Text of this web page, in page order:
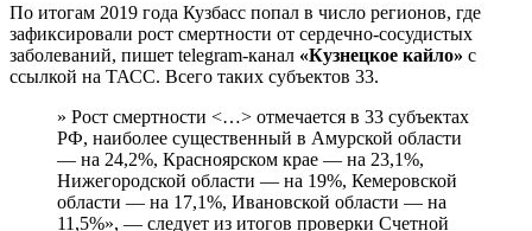
По итогам 2019 года Кузбасс попал в число регионов, где
зафиксировали рост смертности от сердечно-сосудистых
заболеваний, пишет telegram-канал «Кузнецкое кайло» с
ссылкой на ТАСС. Всего таких субъектов 33.
» Рост смертности <…> отмечается в 33 субъектах
РФ, наиболее существенный в Амурской области
— на 24,2%, Красноярском крае — на 23,1%,
Нижегородской области — на 19%, Кемеровской
области — на 17,1%, Ивановской области — на
11,5%», — следует из итогов проверки Счетной